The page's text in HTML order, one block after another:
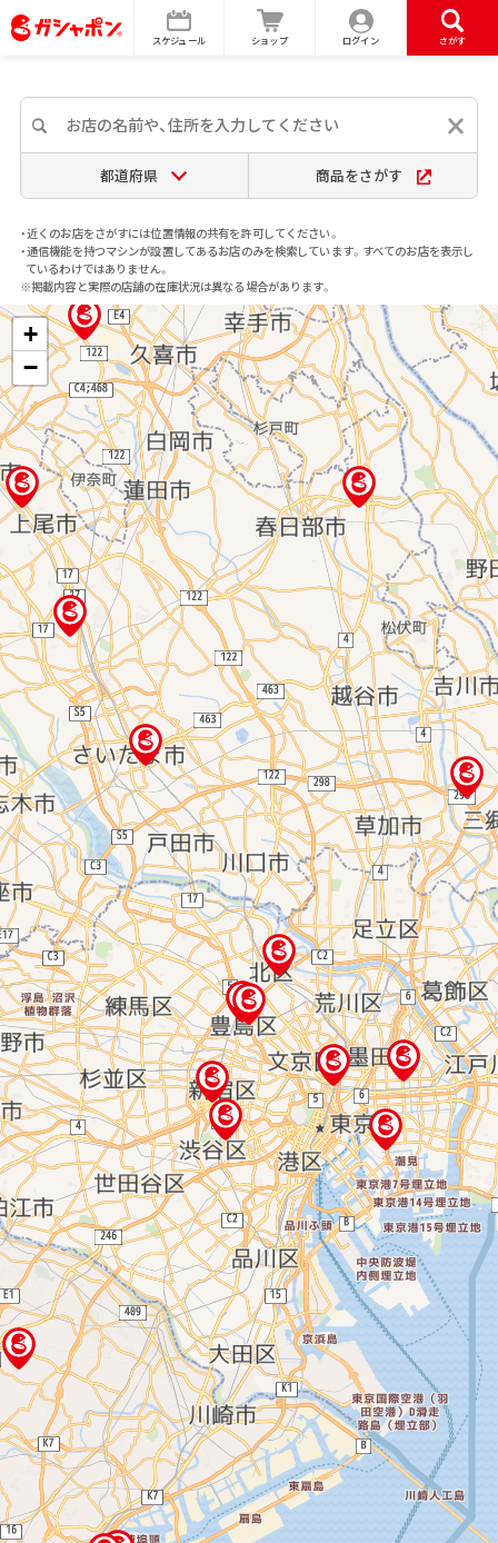
スケジュール ショップ ログイン さがす
都道府県 商品をさがす
・近くのお店をさがすには位置情報の共有を許可してください。
・通信機能を持つマシンが設置してあるお店のみを検索しています。すべてのお店を表示し
ているわけではありません。
※掲載内容と実際の店舗の在庫状況は異なる場合があります。
+
−